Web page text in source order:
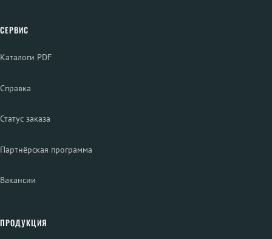
СЕРВИС
Каталоги PDF
Справка
Статус заказа
Партнёрская программа
Вакансии
ПРОДУКЦИЯ